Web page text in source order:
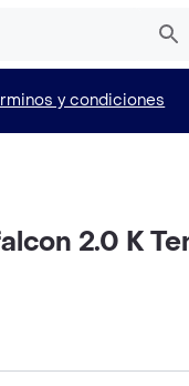
y condiciones
2.0 K